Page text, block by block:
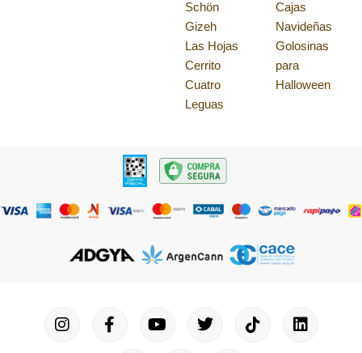
Schön
Gizeh
Las Hojas
Cerrito
Cuatro
Leguas
Cajas
Navideñas
Golosinas
para
Halloween
I
n
F
a
Y
o
T
w
I
c
L
i